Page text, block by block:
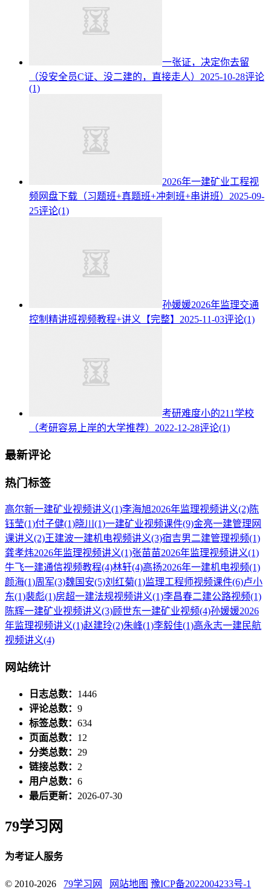
一张证，决定你去留
（没安全员C证、没二建的，直接走人） 2025-10-28评论
(1)
2026年一建矿业工程视
频网盘下载（习题班+真题班+冲刺班+串讲班） 2025-09-
25评论(1)
孙媛媛2026年监理交通
控制精讲班视频教程+讲义【完整】 2025-11-03评论(1)
考研难度小的211学校
（考研容易上岸的大学推荐） 2022-12-28评论(1)
最新评论
热门标签
高尔新一建矿业视频讲义(1)李海旭2026年监理视频讲义(2)陈
钰莹(1)付子健(1)晓川 (1)一建矿业视频课件(9)金亮一建管理网
课讲义(2)王建波一建机电视频讲义(3)宿吉男二建管理视频(1)
龚孝炜2026年监理视频讲义(1)张苗苗2026年监理视频讲义(1)
牛飞一建通信视频教程(4)林轩(4)高扬2026年一建机电视频(1)
颜海(1)周军(3)魏国安(5)刘红菊(1)监理工程师视频课件(6)卢小
东(1)裴彪(1)房超一建法规视频讲义(1)李昌春二建公路视频(1)
陈辉一建矿业视频讲义(3)顾世东一建矿业视频(4)孙媛媛2026
年监理视频讲义(1)赵建玲(2)朱峰(1)李毅佳(1)高永志一建民航
视频讲义(4)
网站统计
日志总数： 1446
评论总数： 9
标签总数： 634
页面总数： 12
分类总数： 29
链接总数： 2
用户总数： 6
最后更新： 2026-07-30
79学习网
为考证人服务
© 2010-2026 79学习网 网站地图 豫ICP备2022004233号-1